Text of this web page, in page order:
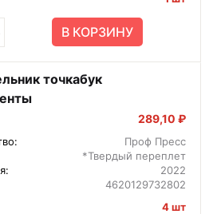
В КОРЗИНУ
точкабук
289,10 ₽
Проф Пресс
*Твердый переплет
2022
4620129732802
4 шт